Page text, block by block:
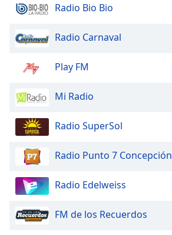
Radio Bio Bio
Radio Carnaval
Play FM
Mi Radio
Radio SuperSol
Radio Punto 7 Concepción
Radio Edelweiss
FM de los Recuerdos